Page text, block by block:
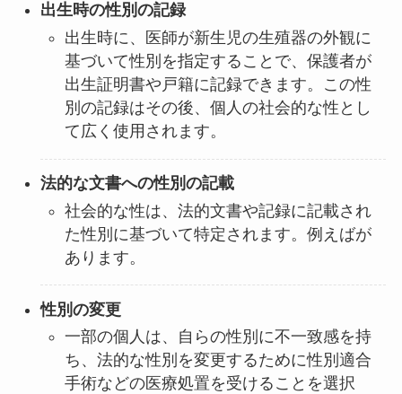
出生時の性別の記録
出生時に、医師が新生児の生殖器の外観に
基づいて性別を指定することで、保護者が
出生証明書や戸籍に記録できます。この性
別の記録はその後、個人の社会的な性とし
て広く使用されます。
法的な文書への性別の記載
社会的な性は、法的文書や記録に記載され
た性別に基づいて特定されます。例えばが
あります。
性別の変更
一部の個人は、自らの性別に不一致感を持
ち、法的な性別を変更するために性別適合
手術などの医療処置を受けることを選択